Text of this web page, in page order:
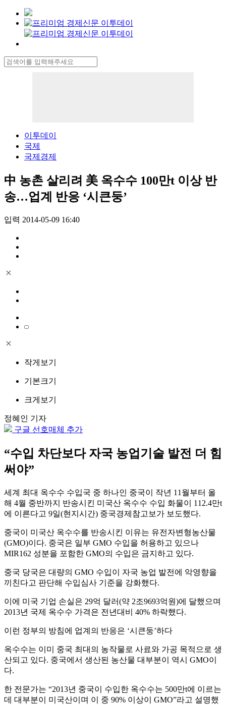
이투데이
국제
국제경제
中 농촌 살리려 美 옥수수 100만t 이상 반
송…업계 반응 ‘시큰둥’
입력 2014-05-09 16:40
작게보기
기본크기
크게보기
정혜인 기자
구글 선호매체 추가
“수입 차단보다 자국 농업기술 발전 더 힘
써야”
세계 최대 옥수수 수입국 중 하나인 중국이 작년 11월부터 올
해 4월 중반까지 반송시킨 미국산 옥수수 수입 화물이 112.4만t
에 이른다고 9일(현지시간) 중국경제참고보가 보도했다.
중국이 미국산 옥수수를 반송시킨 이유는 유전자변형농산물
(GMO)이다. 중국은 일부 GMO 수입을 허용하고 있으나
MIR162 성분을 포함한 GMO의 수입은 금지하고 있다.
중국 당국은 대량의 GMO 수입이 자국 농업 발전에 악영향을
끼친다고 판단해 수입심사 기준을 강화했다.
이에 미국 기업 손실은 29억 달러(약 2조9693억원)에 달했으며
2013년 국제 옥수수 가격은 전년대비 40% 하락했다.
이런 정부의 방침에 업계의 반응은 ‘시큰둥’하다
옥수수는 이미 중국 최대의 농작물로 사료와 가공 목적으로 생
산되고 있다. 중국에서 생산된 농산물 대부분이 역시 GMO이
다.
한 전문가는 “2013년 중국이 수입한 옥수수는 500만t에 이르는
데 대부분이 미국산이며 이 중 90% 이상이 GMO”라고 설명했